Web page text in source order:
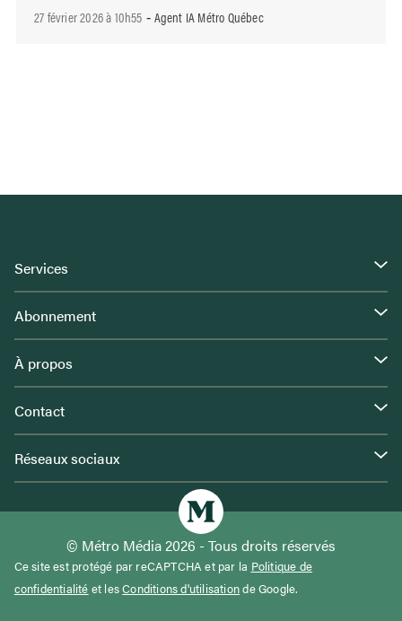
27 février 2026 à 10h55 - Agent IA Métro Québec
Services
Abonnement
À propos
Contact
Réseaux sociaux
© Métro Média 2026 - Tous droits réservés
Ce site est protégé par reCAPTCHA et par la Politique de
confidentialité et lesConditions d'utilisationde Google.